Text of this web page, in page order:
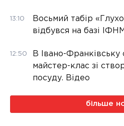
13:10
Восьмий табір
відбувся на базі
12:50
В Івано-Франківську
майстер-клас зі
посуду. Відео
більше